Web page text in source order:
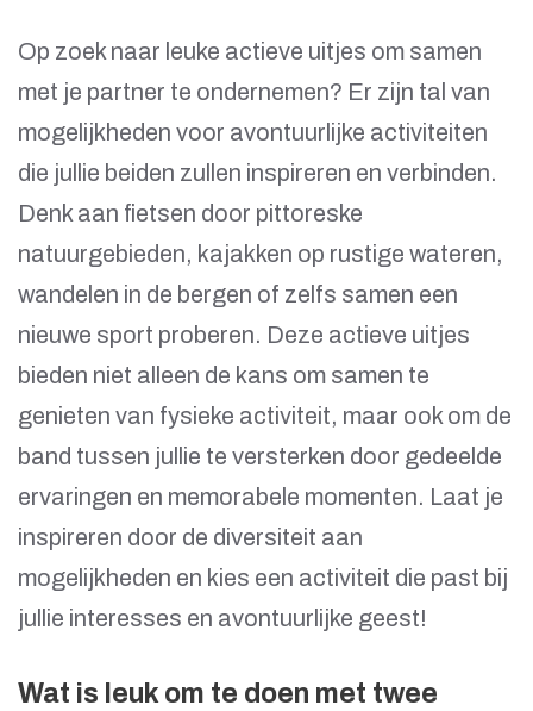
Op zoek naar leuke actieve uitjes om samen
met je partner te ondernemen? Er zijn tal van
mogelijkheden voor avontuurlijke activiteiten
die jullie beiden zullen inspireren en verbinden.
Denk aan fietsen door pittoreske
natuurgebieden, kajakken op rustige wateren,
wandelen in de bergen of zelfs samen een
nieuwe sport proberen. Deze actieve uitjes
bieden niet alleen de kans om samen te
genieten van fysieke activiteit, maar ook om de
band tussen jullie te versterken door gedeelde
ervaringen en memorabele momenten. Laat je
inspireren door de diversiteit aan
mogelijkheden en kies een activiteit die past bij
jullie interesses en avontuurlijke geest!
Wat is leuk om te doen met twee